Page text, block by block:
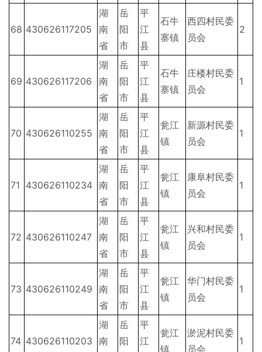
68 430626117205
湖
南
省
岳
阳
市
平
江
县
石牛
寨镇
西四村民委
员会
2
69 430626117206
湖
南
省
岳
阳
市
平
江
县
石牛
寨镇
庄楼村民委
员会
1
70 430626110255
湖
南
省
岳
阳
市
平
江
县
瓮江
镇
新源村民委
员会
1
71 430626110234
湖
南
省
岳
阳
市
平
江
县
瓮江
镇
康阜村民委
员会
1
72 430626110247
湖
南
省
岳
阳
市
平
江
县
瓮江
镇
兴和村民委
员会
1
73 430626110249
湖
南
省
岳
阳
市
平
江
县
瓮江
镇
华门村民委
员会
1
74 430626110203
湖
南
岳
阳
平
江
瓮江
镇
淤泥村民委
员会
1